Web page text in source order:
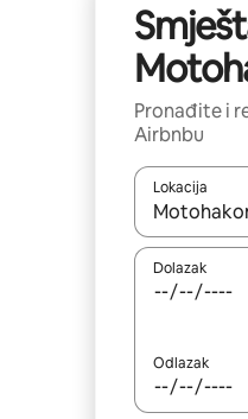
Pronađite i
Airbnbu
Lokacija
Kada budu
Dolazak
Odlazak